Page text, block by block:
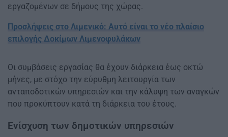
εργαζομένων σε δήμους της χώρας.
Προσλήψεις στο Λιμενικό: Αυτό είναι το νέο πλαίσιο
επιλογής Δοκίμων Λιμενοφυλάκων
Οι συμβάσεις εργασίας θα έχουν διάρκεια έως οκτώ
μήνες, με στόχο την εύρυθμη λειτουργία των
ανταποδοτικών υπηρεσιών και την κάλυψη των αναγκών
που προκύπτουν κατά τη διάρκεια του έτους.
Ενίσχυση των δημοτικών υπηρεσιών